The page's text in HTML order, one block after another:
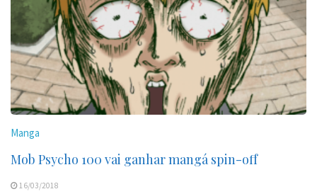
Manga
Mob Psycho 100 vai ganhar mangá spin-off
16/03/2018